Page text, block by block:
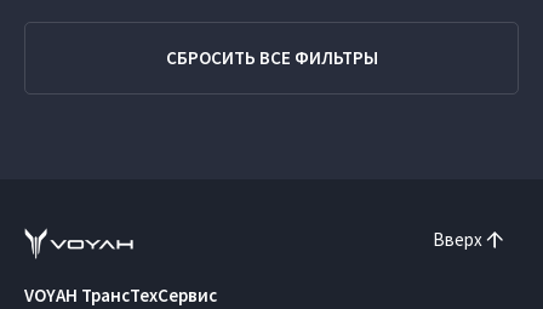
СБРОСИТЬ ВСЕ ФИЛЬТРЫ
Вверх
VOYAH ТрансТехСервис